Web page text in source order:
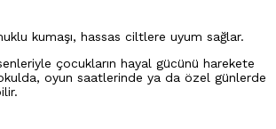
kumaşı, hassas ciltlere uyum sağlar.
çocukların hayal gücünü harekete
oyun saatlerinde ya da özel günlerde